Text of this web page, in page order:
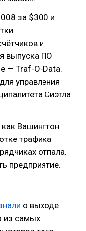
за $300 и
и
выпуска ПО
— Traf-O-Data.
управления
Сиэтла
Вашингтон
трафика
отпала.
предприятие.
о выходе
из самых